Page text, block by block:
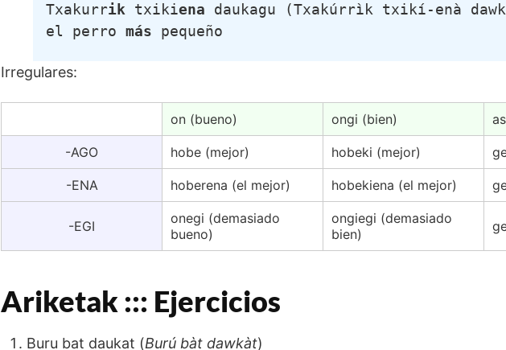
Txakurrik txikiena daukagu (Txakúrrìk txikí-enà
el perro más pequeño
Irregulares:
on (bueno) ongi (bien)
-AGO hobe (mejor) hobeki (mejor)
-ENA hoberena (el mejor) hobekiena (el mejor)
-EGI
onegi (demasiado
bueno)
ongiegi (demasiado
bien)
Ariketak ::: Ejercicios
Buru bat daukat (Burú bàt dawkàt)